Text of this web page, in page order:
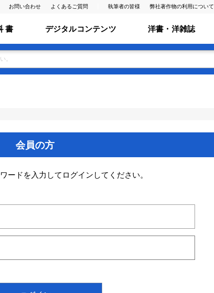
お問い合わせ よくあるご質問 執筆者の皆様 弊社著作物の利用について
書 デジタルコンテンツ 洋書・洋雑誌
会員の方
ードを入力してログインしてください。